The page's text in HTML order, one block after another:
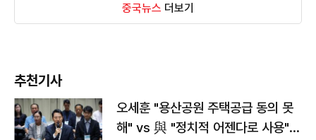
중국뉴스 더보기
추천기사
오세훈 "용산공원 주택공급 동의 못
해" vs 與 "정치적 어젠다로 사용"